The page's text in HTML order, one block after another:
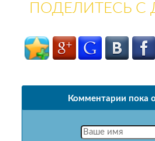
ПОДЕЛИТЕСЬ С
Комментарии пока